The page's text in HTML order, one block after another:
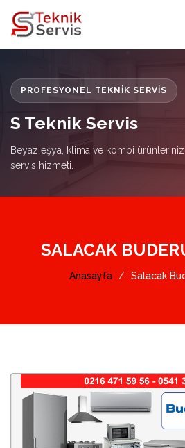
PROFESYONEL TEKNIK SERVIS
S Teknik Servis
Beyaz eşya, klima ve kombi
servis hizmeti.
SALACAK
Anasayfa Salacak